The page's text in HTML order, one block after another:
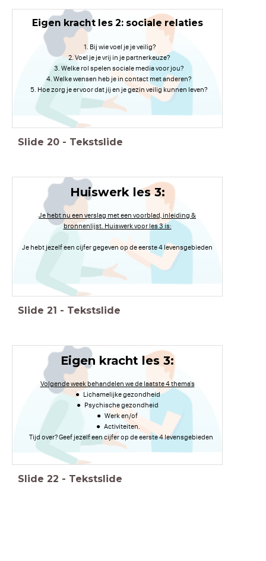
Eigen kracht les 2: sociale relaties
Bij wie voel je je veilig?
Voel je je vrij in je partnerkeuze?
Welke rol spelen sociale media voor jou?
Welke wensen heb je in contact met anderen?
Hoe zorg je ervoor dat jij en je gezin veilig kunnen leven?
Slide 20 - Tekstslide
Huiswerk les 3:
Je hebt nu een verslag met een voorblad, inleiding &
bronnenlijst. Huiswerk voor les 3 is:
Je hebt jezelf een cijfer gegeven op de eerste 4 levensgebieden
Slide 21 - Tekstslide
Eigen kracht les 3:
Volgende week behandelen we de laatste 4 thema's
Lichamelijke gezondheid
Psychische gezondheid
Werk en/of
Activiteiten.
Tijd over? Geef jezelf een cijfer op de eerste 4 levensgebieden
Slide 22 - Tekstslide